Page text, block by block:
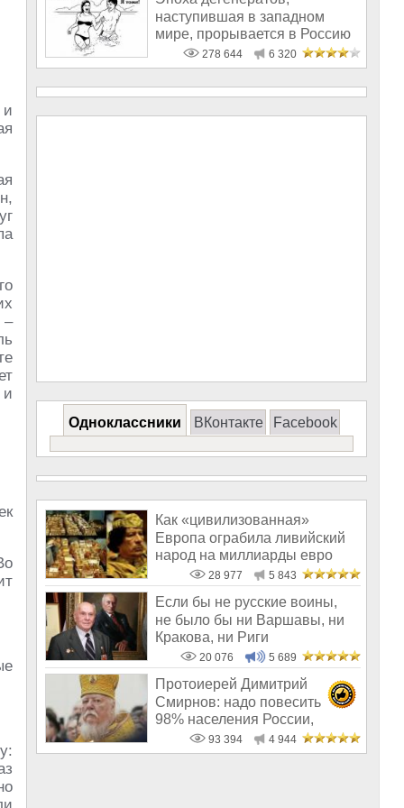
и
–
и
наступившая в западном
мире, прорывается в Россию
278 644 6 320
Одноклассники ВКонтакте Facebook
Как «цивилизованная»
Европа ограбила ливийский
народ на миллиарды евро
28 977 5 843
Если бы не русские воины,
не было бы ни Варшавы, ни
Кракова, ни Риги
20 076 5 689
Протоиерей Димитрий
Смирнов: надо повесить
98% населения России,
чтобы восторжество
93 394 4 944